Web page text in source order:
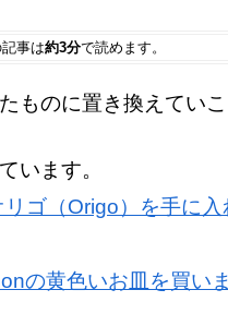
事は約3分で読めます。
ものに置き換えていこ
います。
ゴ（Origo）を手に
の黄色いお皿を買い